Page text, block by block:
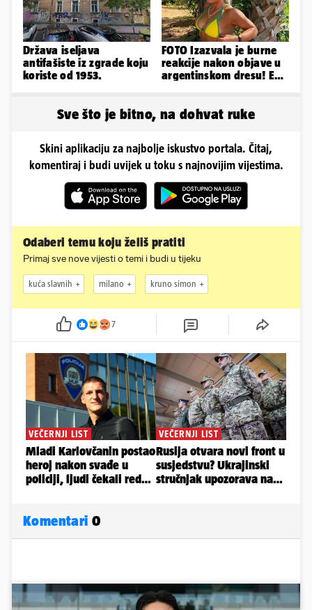
Država iseljava
antifašiste iz zgrade koju
koriste od 1953.
FOTO Izazvala je burne
reakcije nakon objave u
argentinskom dresu! Evo
Sve što je bitno, na dohvat ruke
Skini aplikaciju za najbolje iskustvo portala. Čitaj,
komentiraj i budi uvijek u toku s najnovijim vijestima.
Odaberi temu koju želiš pratiti
Primaj sve nove vijesti o temi i budi u tijeku
kuća slavnih milano kruno simon
7
Komentari 0